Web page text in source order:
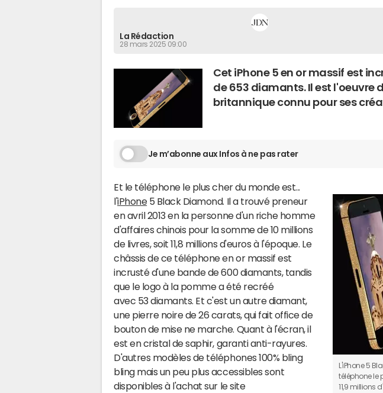
La Rédaction
28 mars 2025 09:00
Cet iPhone 5 en or massif est
de 653 diamants. Il est l'oeuvre
britannique connu pour ses
Je m’abonne aux Infos à ne pas rater
L'iPhone 5
téléphone le
11,9 millions
Et le téléphone le plus cher du monde est...
l'iPhone5 Black Diamond. Il a trouvé preneur
en avril 2013 en la personne d'un riche homme
d'affaires chinois pour la somme de 10 millions
de livres, soit 11,8 millions d'euros à l'époque. Le
châssis de ce téléphone en or massif est
incrusté d'une bande de 600 diamants, tandis
que le logo à la pomme a été recréé
avec 53 diamants. Et c'est un autre diamant,
une pierre noire de 26 carats, qui fait office de
bouton de mise ne marche. Quant à l'écran, il
est en cristal de saphir, garanti anti-rayures.
D'autres modèles de téléphones 100% bling
bling mais un peu plus accessibles sont
disponibles à l'achat sur le site